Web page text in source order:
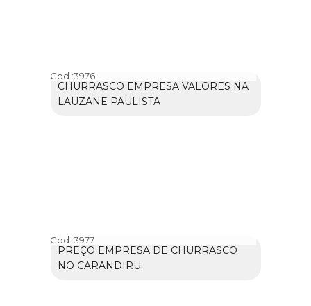
Cod.:3976
CHURRASCO EMPRESA VALORES NA
LAUZANE PAULISTA
Cod.:3977
PREÇO EMPRESA DE CHURRASCO
NO CARANDIRU